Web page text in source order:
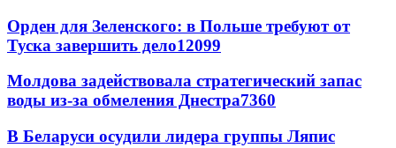
Орден для Зеленского: в Польше требуют от
Туска завершить дело12099
Молдова задействовала стратегический запас
воды из-за обмеления Днестра7360
В Беларуси осудили лидера группы Ляпис